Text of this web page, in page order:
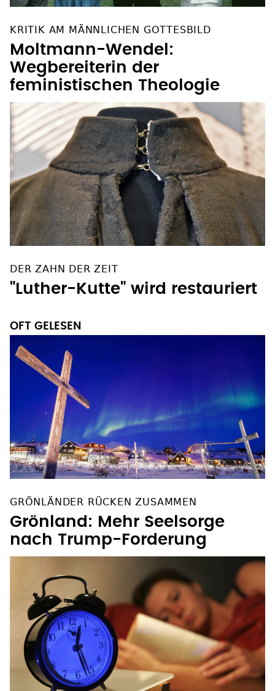
KRITIK AM MÄNNLICHEN GOTTESBILD
Moltmann-Wendel:
Wegbereiterin der
feministischen Theologie
DER ZAHN DER ZEIT
"Luther-Kutte" wird restauriert
OFT GELESEN
GRÖNLÄNDER RÜCKEN ZUSAMMEN
Grönland: Mehr Seelsorge
nach Trump-Forderung